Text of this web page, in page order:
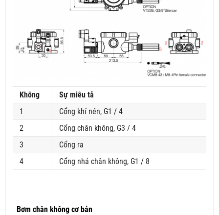
Không
Sự miêu tả
1
Cổng khí nén, G1 / 4
2
Cổng chân không, G3 / 4
3
Cổng ra
4
Cổng nhả chân không, G1 / 8
Bơm chân không cơ bản